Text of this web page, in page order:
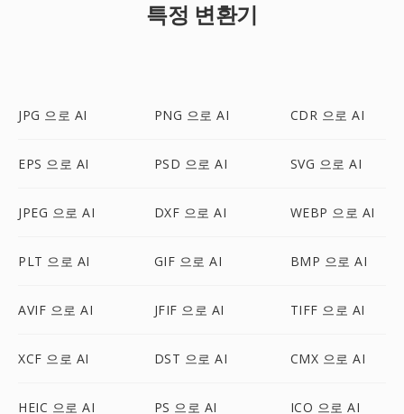
특정 변환기
JPG 으로 AI PNG 으로 AI CDR 으로 AI
EPS 으로 AI PSD 으로 AI SVG 으로 AI
JPEG 으로 AI DXF 으로 AI WEBP 으로 AI
PLT 으로 AI GIF 으로 AI BMP 으로 AI
AVIF 으로 AI JFIF 으로 AI TIFF 으로 AI
XCF 으로 AI DST 으로 AI CMX 으로 AI
HEIC 으로 AI PS 으로 AI ICO 으로 AI